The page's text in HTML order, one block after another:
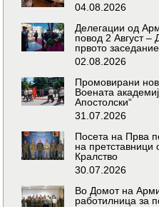
04.08.2026
Делегации од
повод 2 Август –
првото
02.08.2026
Промовирани
Воената
Апостолски“
31.07.2026
Посета на Прва
на
Кралство
30.07.2026
Во Домот на
работилница за